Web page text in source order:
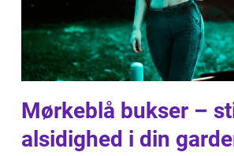
Mørkeblå bukser –
alsidighed i din